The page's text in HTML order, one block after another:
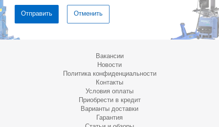
Отменить
Вакансии
Новости
Политика конфиденциальности
Контакты
Условия оплаты
Приобрести в кредит
Варианты доставки
Гарантия